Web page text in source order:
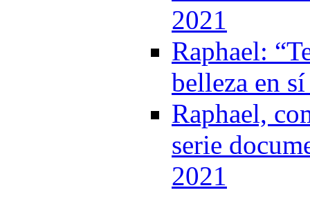
2021
Raphael:
belleza en
Raphael,
serie
2021